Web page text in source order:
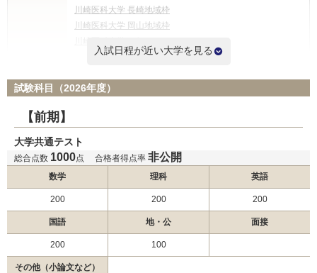
川崎医科大学 長崎地域枠
川崎医科大学 岡山地域枠
国際医療福祉大学 一般前期
2月2日
杏林大学 外国人留学生選抜
杏林大学 新潟県地域枠選抜
杏林大学 群馬県地域枠
杏林大学 一般選抜
福岡大学 一般
日本医科大学 グローバル特別選抜（前期）
日本医科大学 一般（前期地域枠）
日本医科大学 地域医療枠（前期）
国際医療福祉大学 一般前期
入試日程が近い大学を見る
試験科目（2026年度）
【前期】
大学共通テスト
総合点数 1000点 合格者得点率 非公開
数学 理科 英語
200 200 200
国語 地・公 面接
200 100
その他（小論文など）